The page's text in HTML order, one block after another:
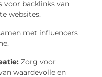
voor backlinks van
websites.
met influencers
Zorg voor
waardevolle en